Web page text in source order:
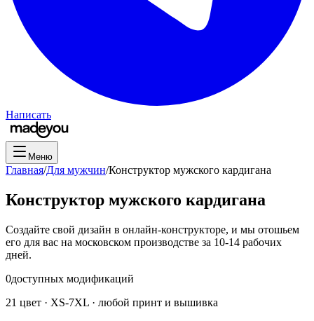
Написать
Меню
Главная/Для мужчин/Конструктор мужского кардигана
Конструктор мужского кардигана
Создайте свой дизайн в онлайн-конструкторе, и мы отошьем
его для вас на московском производстве за 10-14 рабочих
дней.
0доступных модификаций
21 цвет · XS-7XL · любой принт и вышивка